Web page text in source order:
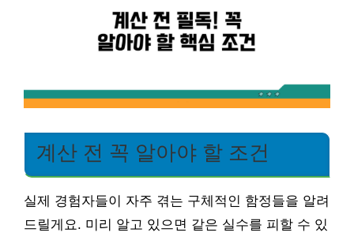
계산 전 꼭 알아야 할 조건
실제 경험자들이 자주 겪는 구체적인 함정들을 알려
드릴게요. 미리 알고 있으면 같은 실수를 피할 수 있